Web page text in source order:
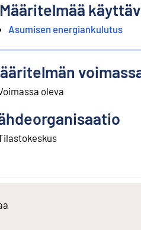
Määritelmää
Asumisen energiankulutus
oleva